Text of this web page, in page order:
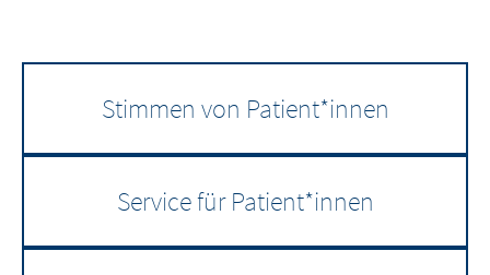
Stimmen von Patient*innen
Service für Patient*innen